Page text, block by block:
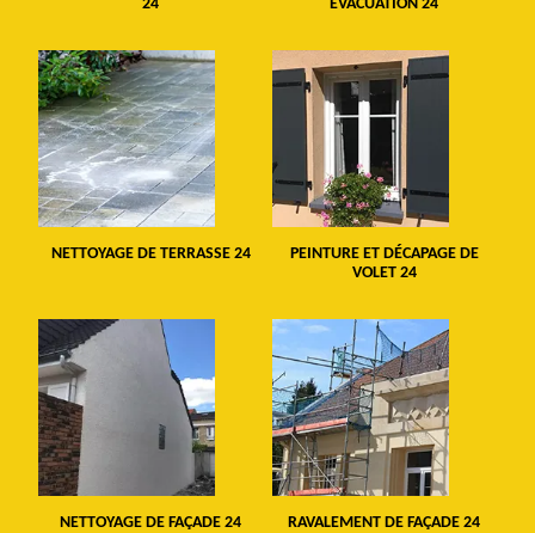
24
ÉVACUATION 24
NETTOYAGE DE TERRASSE 24
PEINTURE ET DÉCAPAGE DE
VOLET 24
NETTOYAGE DE FAÇADE 24 RAVALEMENT DE FAÇADE 24